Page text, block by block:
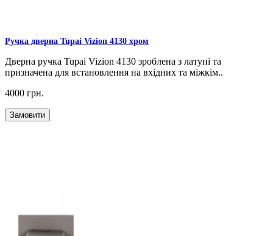
Ручка дверна Tupai Vizion 4130 хром
Дверна ручка Tupai Vizion 4130 зроблена з латуні та
призначена для встановлення на вхідних та міжкім..
4000 грн.
Замовити